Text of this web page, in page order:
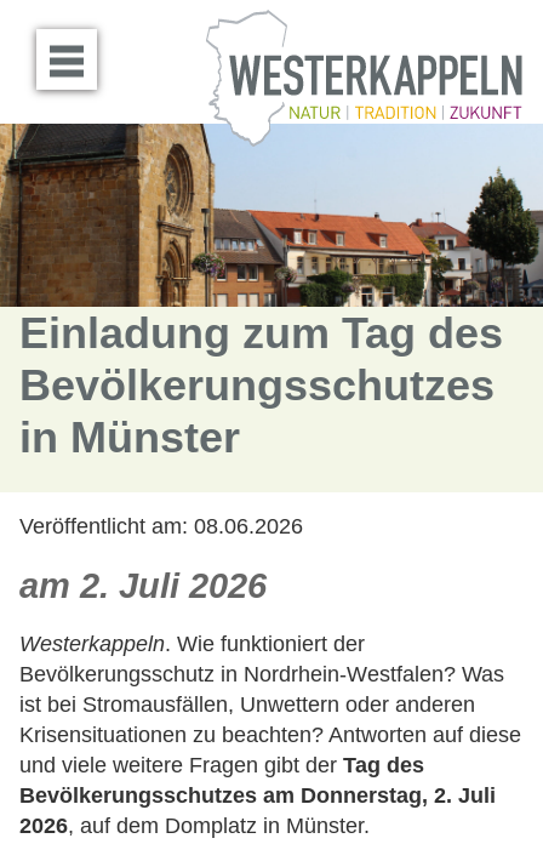
Menü öffnen
Einladung zum Tag des
Bevölkerungsschutzes
in Münster
Veröffentlicht am: 08.06.2026
am 2. Juli 2026
Westerkappeln. Wie funktioniert der
Bevölkerungsschutz in Nordrhein-Westfalen? Was
ist bei Stromausfällen, Unwettern oder anderen
Krisensituationen zu beachten? Antworten auf diese
und viele weitere Fragen gibt der Tag des
Bevölkerungsschutzes am Donnerstag, 2. Juli
2026, auf dem Domplatz in Münster.